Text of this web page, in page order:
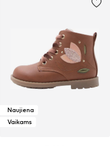
Naujiena
Vaikams